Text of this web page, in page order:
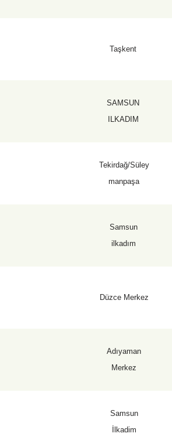
Taşkent
SAMSUN
ILKADIM
Tekirdağ/Süley
manpaşa
Samsun
ilkadım
Düzce Merkez
Adıyaman
Merkez
Samsun
İlkadim